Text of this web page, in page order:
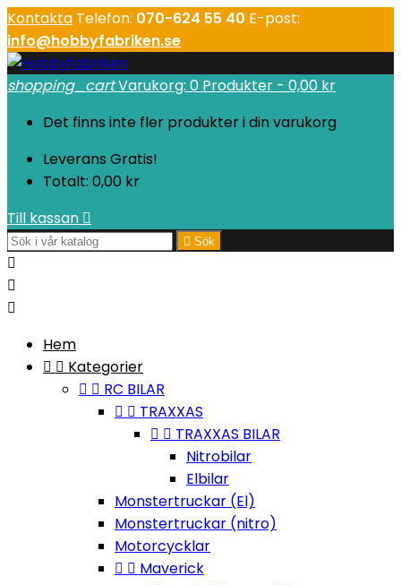
Kontakta Telefon: 070-624 55 40 E-post:
info@hobbyfabriken.se
shopping_cartVarukorg: 0 Produkter - 0,00 kr
Det finns inte fler produkter i din varukorg
Leverans Gratis!
Totalt: 0,00 kr
Till kassan 
 Sök



Hem
  Kategorier
  RC BILAR
  TRAXXAS
  TRAXXAS BILAR
Nitrobilar
Elbilar
Monstertruckar (El)
Monstertruckar (nitro)
Motorcycklar
  Maverick